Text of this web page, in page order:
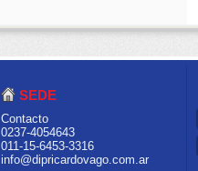
SEDE
Contacto
0237-4054643
011-15-6453-3316
info@dipricardovago.com.ar